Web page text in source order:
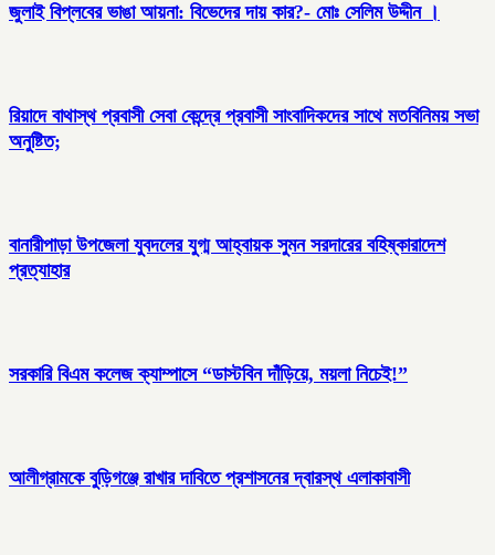
জুলাই বিপ্লবের ভাঙা আয়না: বিভেদের দায় কার?- মোঃ সেলিম উদ্দীন ।
রিয়াদে বাথাস্থ প্রবাসী সেবা কেন্দ্রে প্রবাসী সাংবাদিকদের সাথে মতবিনিময় সভা
অনুষ্টিত;
বানারীপাড়া উপজেলা যুবদলের যুগ্ম আহ্বায়ক সুমন সরদারের বহিষ্কারাদেশ
প্রত্যাহার
সরকারি বিএম কলেজ ক্যাম্পাসে “ডাস্টবিন দাঁড়িয়ে, ময়লা নিচেই!”
আলীগ্রামকে বুড়িগঞ্জে রাখার দাবিতে প্রশাসনের দ্বারস্থ এলাকাবাসী